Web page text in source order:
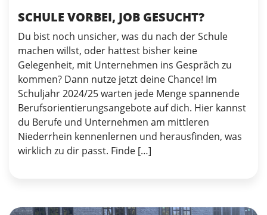
SCHULE VORBEI, JOB GESUCHT?
Du bist noch unsicher, was du nach der Schule
machen willst, oder hattest bisher keine
Gelegenheit, mit Unternehmen ins Gespräch zu
kommen? Dann nutze jetzt deine Chance! Im
Schuljahr 2024/25 warten jede Menge spannende
Berufsorientierungsangebote auf dich. Hier kannst
du Berufe und Unternehmen am mittleren
Niederrhein kennenlernen und herausfinden, was
wirklich zu dir passt. Finde […]